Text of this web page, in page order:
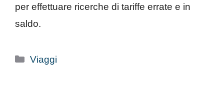
per effettuare ricerche di tariffe errate e in
saldo.
Categorie
Viaggi